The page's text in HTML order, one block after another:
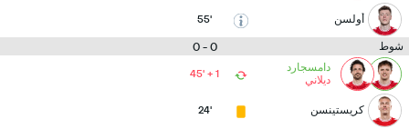
أولسن 55'
شوط 0 - 0
دامسجارد
ديلاني
45' + 1
كريستينسن 24'